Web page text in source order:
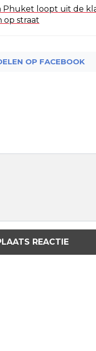
Phuket loopt uit de
op straat
OP FACEBOOK
REACTIE